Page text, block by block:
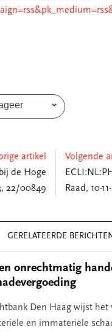
artikel
de Hoge
22/00849
Volgende
Raad, 10-
GERELATEERDE
onrechtmatig
Den Haag wijst
en immateriële